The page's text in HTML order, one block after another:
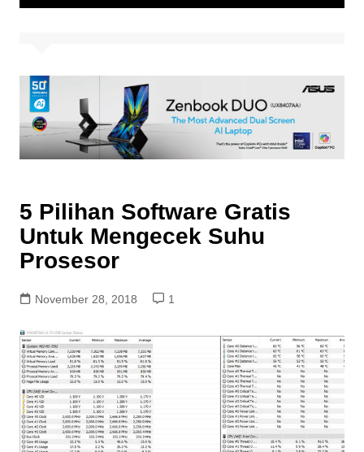
5 Pilihan Software Gratis
Untuk Mengecek Suhu
Prosesor
November 28, 2018 1